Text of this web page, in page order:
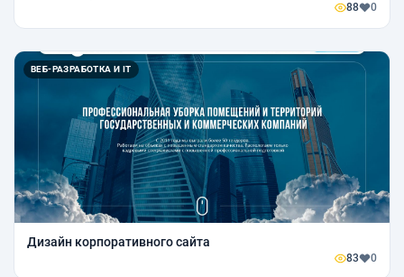
88 0
ВЕБ-РАЗРАБОТКА И IT
Дизайн корпоративного сайта
83 0